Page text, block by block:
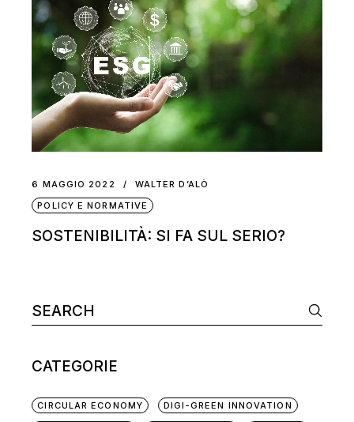
6 MAGGIO 2022
WALTER D’ALÒ
POLICY E NORMATIVE
SOSTENIBILITÀ: SI FA SUL SERIO?
CATEGORIE
CIRCULAR ECONOMY DIGI-GREEN INNOVATION